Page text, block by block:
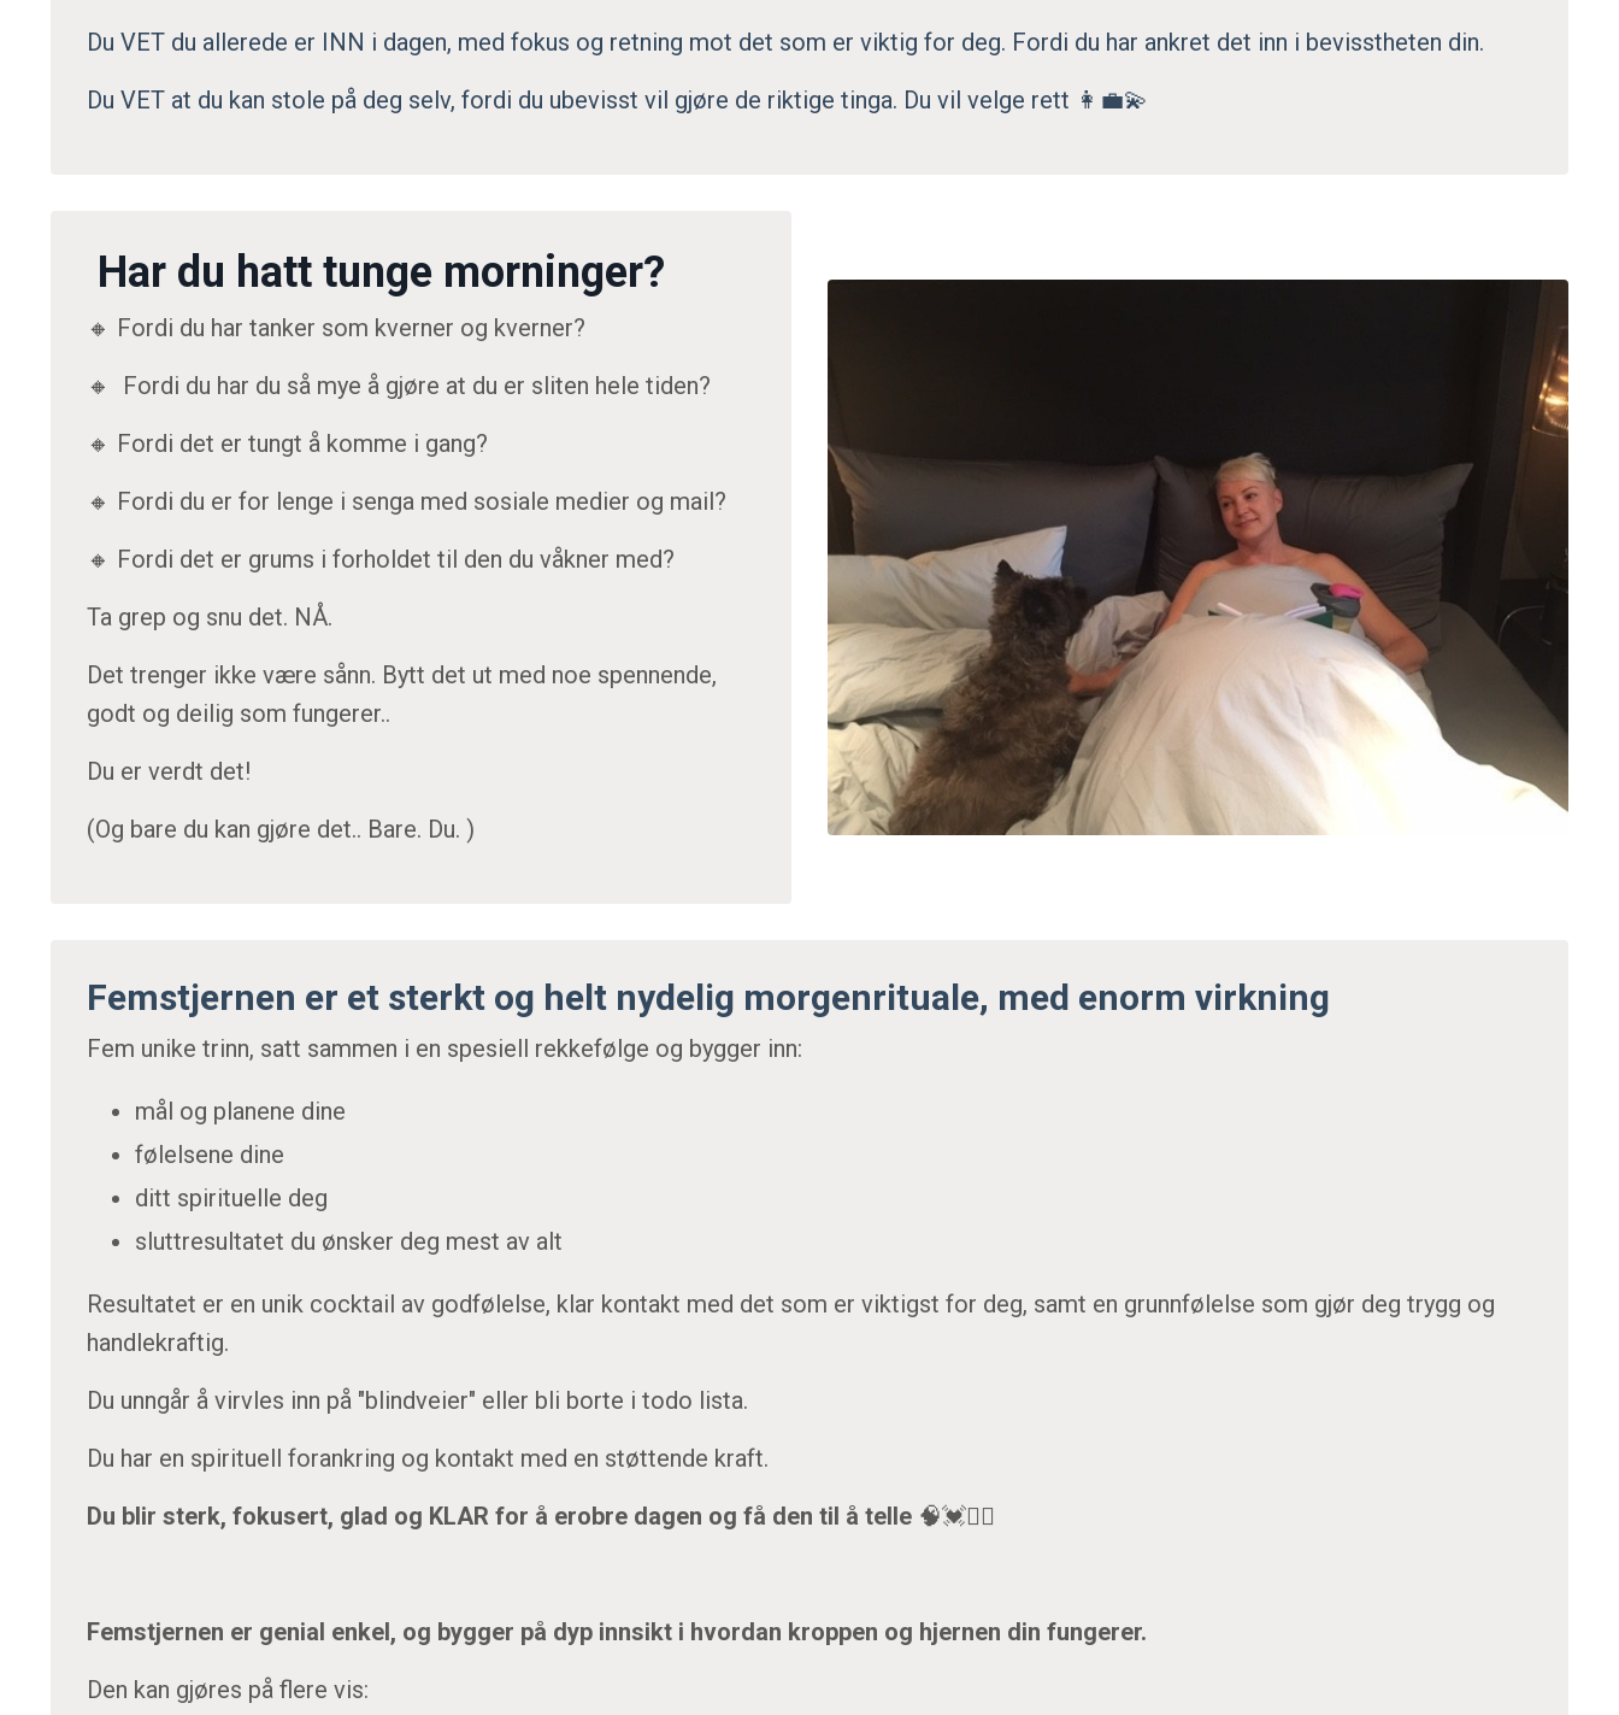
Du VET du allerede er INN i dagen, med fokus og retning mot det som er viktig for deg. Fordi du har ankret det inn i bevisstheten din.
Du VET at du kan stole på deg selv, fordi du ubevisst vil gjøre de riktige tinga. Du vil velge rett 👩‍💼💫
Har du hatt tunge morninger?
🔸 Fordi du har tanker som kverner og kverner?
🔸 Fordi du har du så mye å gjøre at du er sliten hele tiden?
🔸 Fordi det er tungt å komme i gang?
🔸 Fordi du er for lenge i senga med sosiale medier og mail?
🔸 Fordi det er grums i forholdet til den du våkner med?
Ta grep og snu det. NÅ.
Det trenger ikke være sånn. Bytt det ut med noe spennende,
godt og deilig som fungerer..
Du er verdt det!
(Og bare du kan gjøre det.. Bare. Du. )
Femstjernen er et sterkt og helt nydelig morgenrituale, med enorm virkning
Fem unike trinn, satt sammen i en spesiell rekkefølge og bygger inn:
mål og planene dine
følelsene dine
ditt spirituelle deg
sluttresultatet du ønsker deg mest av alt
Resultatet er en unik cocktail av godfølelse, klar kontakt med det som er viktigst for deg, samt en grunnfølelse som gjør deg trygg og
handlekraftig.
Du unngår å virvles inn på "blindveier" eller bli borte i todo lista.
Du har en spirituell forankring og kontakt med en støttende kraft.
Du blir sterk, fokusert, glad og KLAR for å erobre dagen og få den til å telle 🧠💓🧘‍♀️
Femstjernen er genial enkel, og bygger på dyp innsikt i hvordan kroppen og hjernen din fungerer.
Den kan gjøres på flere vis: